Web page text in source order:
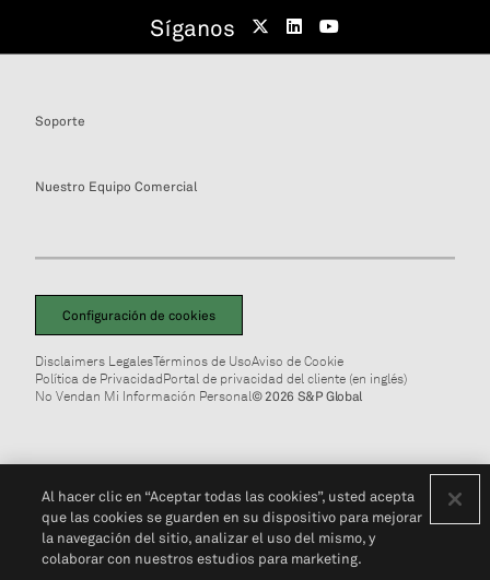
Síganos
Soporte
Nuestro Equipo Comercial
Configuración de cookies
Disclaimers LegalesTérminos de UsoAviso de Cookie
Política de PrivacidadPortal de privacidad del cliente (en inglés)
No Vendan Mi Información Personal© 2026 S&P Global
Al hacer clic en “Aceptar todas las cookies”, usted acepta
que las cookies se guarden en su dispositivo para mejorar
la navegación del sitio, analizar el uso del mismo, y
colaborar con nuestros estudios para marketing.